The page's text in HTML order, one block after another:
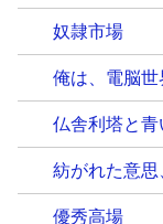
奴隷市場
俺は、電脳
仏舎利塔と
紡がれた意
優秀高場